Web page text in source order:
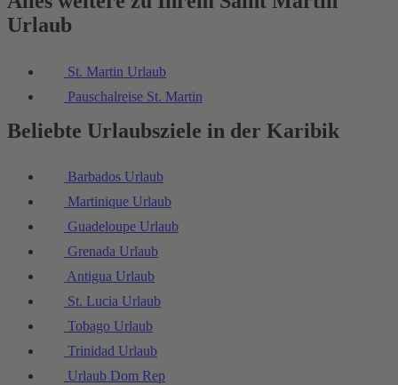
Urlaub
St. Martin Urlaub
Pauschalreise St. Martin
Beliebte Urlaubsziele in der Karibik
Barbados Urlaub
Martinique Urlaub
Guadeloupe Urlaub
Grenada Urlaub
Antigua Urlaub
St. Lucia Urlaub
Tobago Urlaub
Trinidad Urlaub
Urlaub Dom Rep